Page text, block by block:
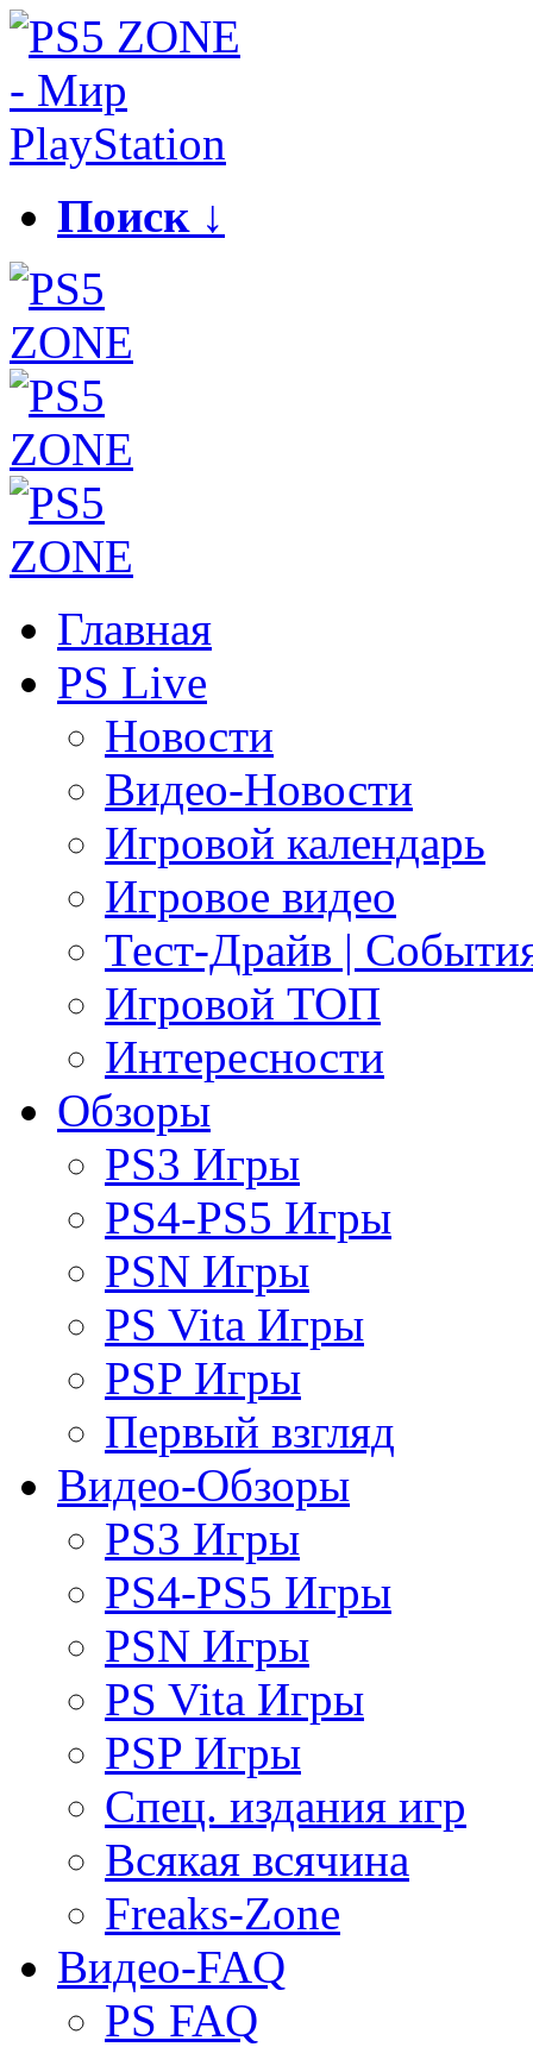
Поиск ↓
Главная
PS Live
Новости
Видео-Новости
Игровой календарь
Игровое видео
Тест-Драйв |
Игровой ТОП
Интересности
Обзоры
PS3 Игры
PS4-PS5 Игры
PSN Игры
PS Vita Игры
PSP Игры
Первый взгляд
Видео-Обзоры
PS3 Игры
PS4-PS5 Игры
PSN Игры
PS Vita Игры
PSP Игры
Спец. издания игр
Всякая всячина
Freaks-Zone
Видео-FAQ
PS FAQ